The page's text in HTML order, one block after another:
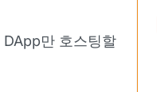
만 호스팅할